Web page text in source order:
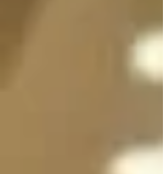
separadas para que
y luego unirse en uno